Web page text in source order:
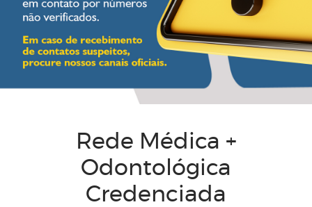
Rede Médica +
Odontológica
Credenciada